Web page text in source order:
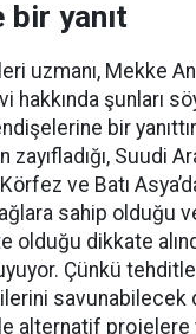
bir yanıt
uzmanı, Mekke
hakkında şunları
bir
zayıfladığı, Suudi
ve Batı
sahip olduğu
dikkate
Çünkü
savunabilecek
alternatif projelere